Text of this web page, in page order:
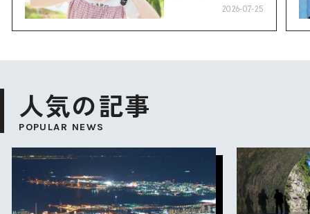
2026-07-25
人気の記事
POPULAR NEWS